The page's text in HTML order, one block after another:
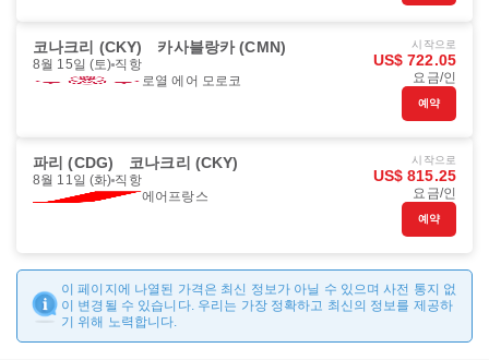
코나크리 (CKY) 카사블랑카 (CMN)
8월 15일 (토) 직항
로열 에어 모로코
시작으로
US$ 722.05
요금/인
예약
파리 (CDG) 코나크리 (CKY)
8월 11일 (화) 직항
에어프랑스
시작으로
US$ 815.25
요금/인
예약
이 페이지에 나열된 가격은 최신 정보가 아닐 수 있으며 사전 통지 없
이 변경될 수 있습니다. 우리는 가장 정확하고 최신의 정보를 제공하
기 위해 노력합니다.